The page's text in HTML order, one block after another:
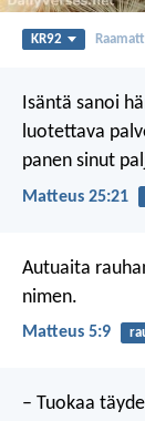
KR92
Isäntä sanoi
luotettava
panen sinut
Matteus 25:21
Autuaita
nimen.
Matteus 5:9
– Tuokaa